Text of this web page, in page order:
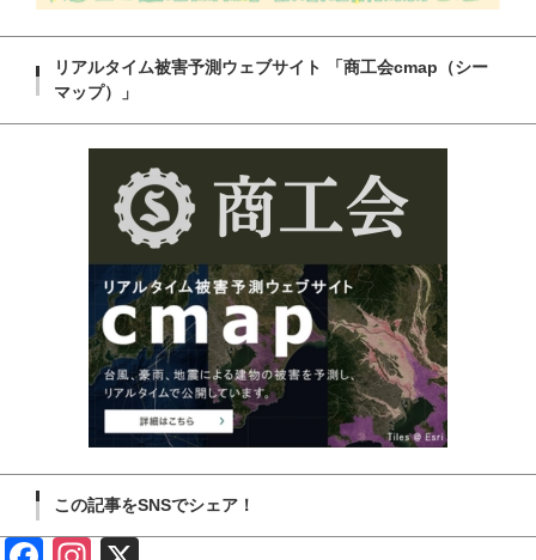
リアルタイム被害予測ウェブサイト 「商工会cmap（シー
マップ）」
この記事をSNSでシェア！
Face Insta